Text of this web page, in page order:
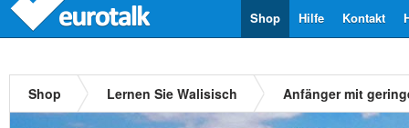
Kontakt
Hilfe
Shop
Shop Lernen Sie Walisisch Anfänger mit